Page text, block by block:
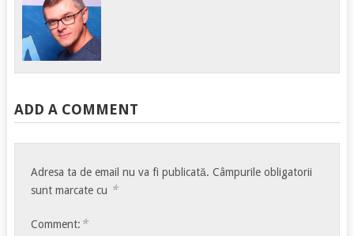
ADD A COMMENT
Adresa ta de email nu va fi publicată. Câmpurile obligatorii
sunt marcate cu *
Comment: *